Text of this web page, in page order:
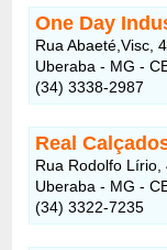
One Day
Rua Abaeté,Visc,
Uberaba - MG -
(34) 3338-2987
Real
Rua Rodolfo Lírio,
Uberaba - MG -
(34) 3322-7235